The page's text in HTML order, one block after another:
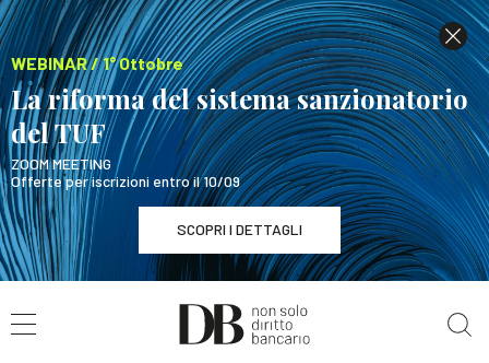
WEBINAR / 1° Ottobre
La riforma del sistema sanzionatorio
del TUF
ZOOM MEETING
Offerte per iscrizioni entro il 10/09
SCOPRI I DETTAGLI
WEBINAR / 1° Ottobre
La riforma del sistema sanzionatorio del TUF